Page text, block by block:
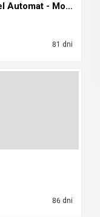
Mitsubishi Pajero 2007r. 3,2 Diesel Automat - Możl...
81 dni
86 dni